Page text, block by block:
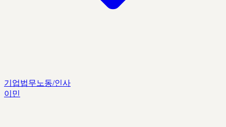
기업법무 노동/인사
이민